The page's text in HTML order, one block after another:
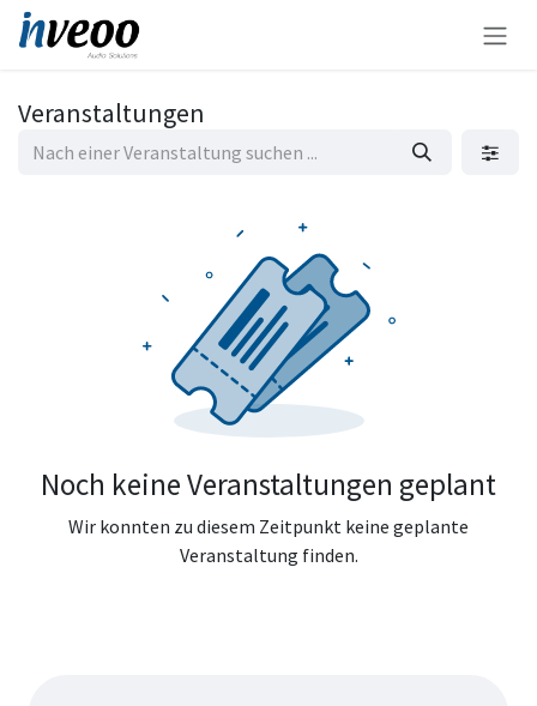
Zum Inhalt springen
Veranstaltungen
Noch keine Veranstaltungen geplant
Wir konnten zu diesem Zeitpunkt keine geplante
Veranstaltung finden.